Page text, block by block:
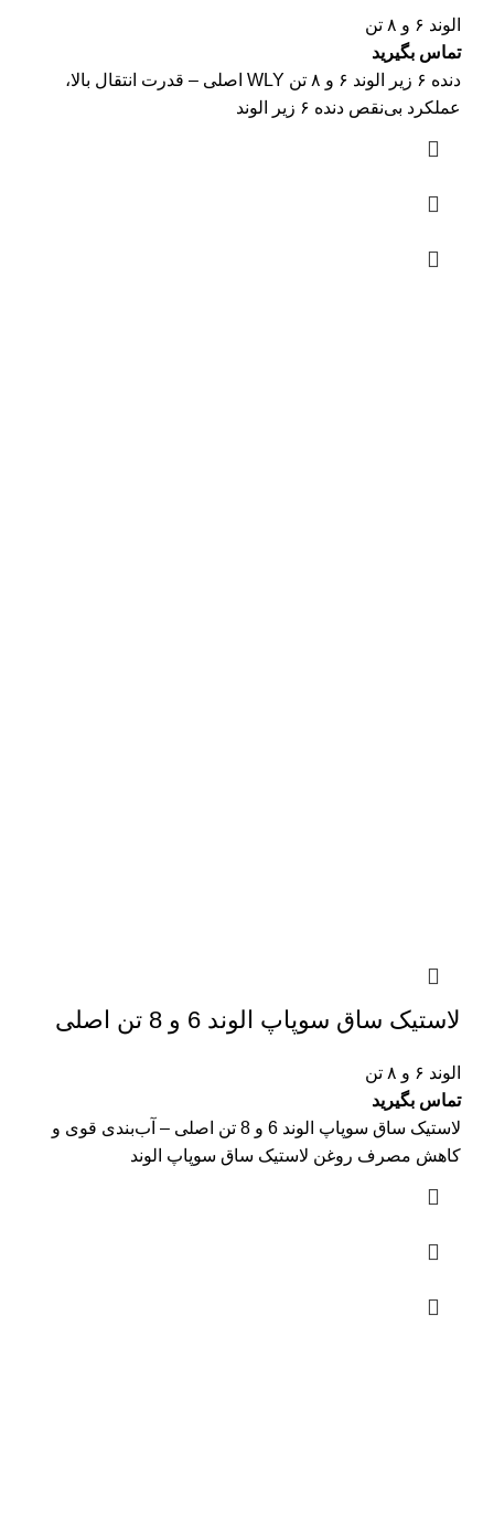
الوند ۶ و ۸ تن
تماس بگیرید
دنده ۶ زیر الوند ۶ و ۸ تن WLY اصلی – قدرت انتقال بالا،
عملکرد بی‌نقص دنده ۶ زیر الوند
لاستیک ساق سوپاپ الوند 6 و 8 تن اصلی
الوند ۶ و ۸ تن
تماس بگیرید
لاستیک ساق سوپاپ الوند 6 و 8 تن اصلی – آب‌بندی قوی و
کاهش مصرف روغن لاستیک ساق سوپاپ الوند